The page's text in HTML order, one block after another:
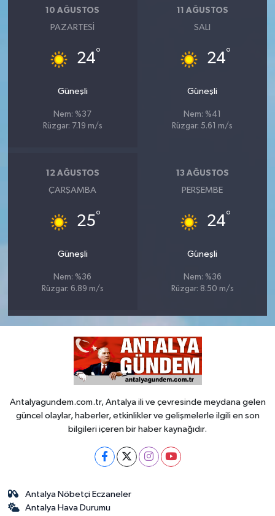
10 AĞUSTOS
PAZARTESI
24°
Güneşli
Nem: %37
Rüzgar: 7.19 m/s
11 AĞUSTOS
SALI
24°
Güneşli
Nem: %41
Rüzgar: 5.61 m/s
12 AĞUSTOS
ÇARŞAMBA
25°
Güneşli
Nem: %36
Rüzgar: 6.89 m/s
13 AĞUSTOS
PERŞEMBE
24°
Güneşli
Nem: %36
Rüzgar: 8.50 m/s
Antalyagundem.com.tr, Antalya ili ve çevresinde meydana gelen
güncel olaylar, haberler, etkinlikler ve gelişmelerle ilgili en son
bilgileri içeren bir haber kaynağıdır.
Antalya Nöbetçi Eczaneler
Antalya Hava Durumu